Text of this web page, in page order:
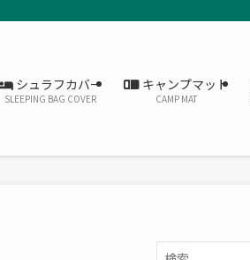
シュラフカバー
SLEEPING BAG COVER
キャンプマット
CAMP MAT